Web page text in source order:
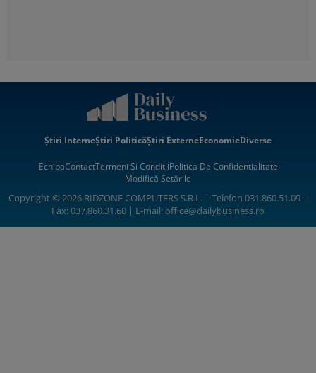
Știri InterneȘtiri PoliticăȘtiri ExterneEconomieDiverse
EchipaContactTermeni Si CondițiiPolitica De Confidentialitate
Modifică Setările
Copyright © 2026 RIDZONE COMPUTERS S.R.L. | Telefon 031.860.51.09 |
Fax: 037.860.31.60 | E-mail:office@dailybusiness.ro